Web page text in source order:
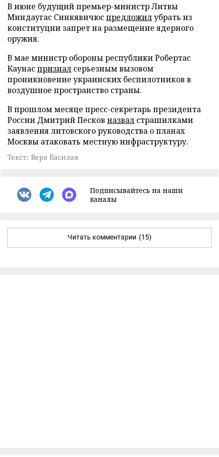
В июне будущий премьер-министр Литвы
Миндаугас Синкявичюспредложилубрать из
конституции запрет на размещение ядерного
оружия.
В мае министр обороны республики Робертас
Каунаспризнал серьезным вызовом
проникновение украинских беспилотников в
воздушное пространство страны.
В прошлом месяце пресс-секретарь президента
России Дмитрий Песков назвал страшилками
заявления литовского руководства о планах
Москвы атаковать местную инфраструктуру.
Текст: Вера Басилая
Подписывайтесь на наши
каналы
Читать комментарии (15)